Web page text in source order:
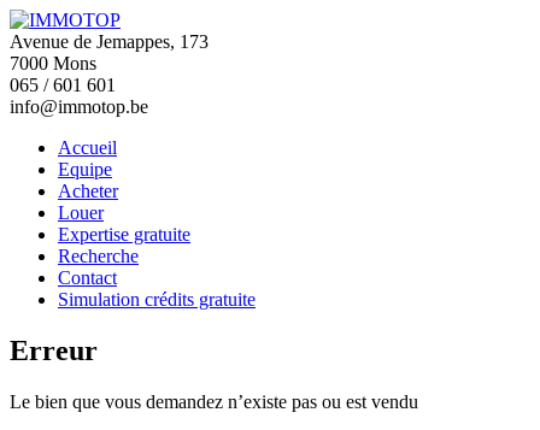
Avenue de Jemappes, 173
7000 Mons
065 / 601 601
info@immotop.be
Accueil
Equipe
Acheter
Louer
Expertise gratuite
Recherche
Contact
Simulation crédits gratuite
Erreur
Le bien que vous demandez n’existe pas ou est vendu